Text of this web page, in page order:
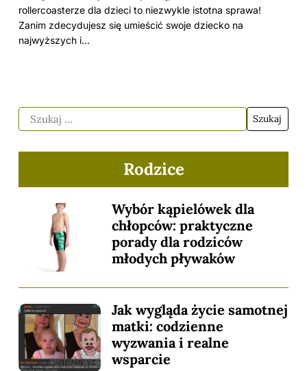
rollercoasterze dla dzieci to niezwykle istotna sprawa!
Zanim zdecydujesz się umieścić swoje dziecko na
najwyższych i…
Rodzice
Wybór kąpielówek dla
chłopców: praktyczne
porady dla rodziców
młodych pływaków
Jak wygląda życie samotnej
matki: codzienne
wyzwania i realne
wsparcie